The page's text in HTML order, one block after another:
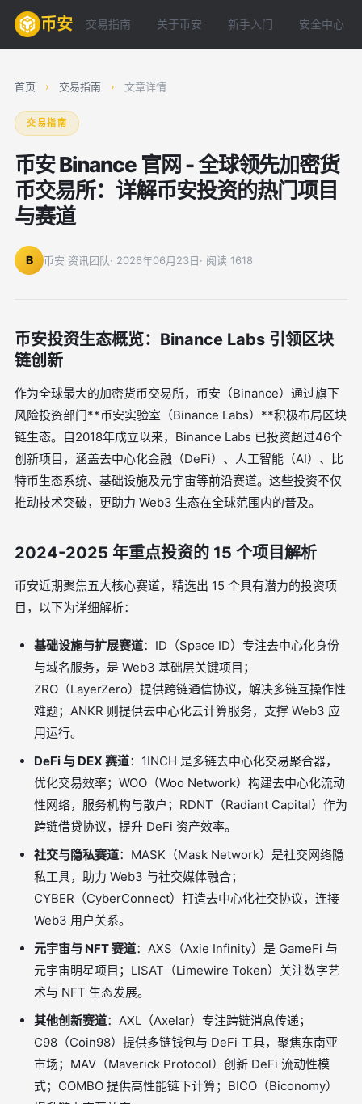
币安 交易指南 关于币安 新手入门 安全中心
首页 › 交易指南 › 文章详情
交易指南
币安 Binance 官网 - 全球领先加密货
币交易所：详解币安投资的热门项目
与赛道
B 币安 资讯团队· 2026年06月23日· 阅读 1618
币安投资生态概览：Binance Labs 引领区块
链创新
作为全球最大的加密货币交易所，币安（Binance）通过旗下
风险投资部门**币安实验室（Binance Labs）**积极布局区块
链生态。自2018年成立以来，Binance Labs 已投资超过46个
创新项目，涵盖去中心化金融（DeFi）、人工智能（AI）、比
特币生态系统、基础设施及元宇宙等前沿赛道。这些投资不仅
推动技术突破，更助力 Web3 生态在全球范围内的普及。
2024-2025 年重点投资的 15 个项目解析
币安近期聚焦五大核心赛道，精选出 15 个具有潜力的投资项
目，以下为详细解析：
基础设施与扩展赛道：ID（Space ID）专注去中心化身份
与域名服务，是 Web3 基础层关键项目；
ZRO（LayerZero）提供跨链通信协议，解决多链互操作性
难题；ANKR 则提供去中心化云计算服务，支撑 Web3 应
用运行。
DeFi 与 DEX 赛道：1INCH 是多链去中心化交易聚合器，
优化交易效率；WOO（Woo Network）构建去中心化流动
性网络，服务机构与散户；RDNT（Radiant Capital）作为
跨链借贷协议，提升 DeFi 资产效率。
社交与隐私赛道：MASK（Mask Network）是社交网络隐
私工具，助力 Web3 与社交媒体融合；
CYBER（CyberConnect）打造去中心化社交协议，连接
Web3 用户关系。
元宇宙与 NFT 赛道：AXS（Axie Infinity）是 GameFi 与
元宇宙明星项目；LISAT（Limewire Token）关注数字艺
术与 NFT 生态发展。
其他创新赛道：AXL（Axelar）专注跨链消息传递；
C98（Coin98）提供多链钱包与 DeFi 工具，聚焦东南亚
市场；MAV（Maverick Protocol）创新 DeFi 流动性模
式；COMBO 提供高性能链下计算；BICO（Biconomy）